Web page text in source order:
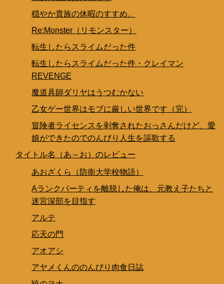
穏やか貴族の休暇のすすめ。
Re:Monster（リモンスター）
転生したらスライムだった件
転生したらスライムだった件・クレイマン
REVENGE
魔道具師ダリヤはうつむかない
乙女ゲー世界はモブに厳しい世界です（完）
冒険者ライセンスを剥奪されたおっさんだけど、愛
娘ができたのでのんびり人生を謳歌する
タイトル名（あ～お）のレビュー
あおざくら（防衛大学校物語）
Aランクパーティを離脱した俺は、元教え子たちと
迷宮深部を目指す
アルテ
応天の門
アオアシ
アヤメくんののんびり肉食日誌